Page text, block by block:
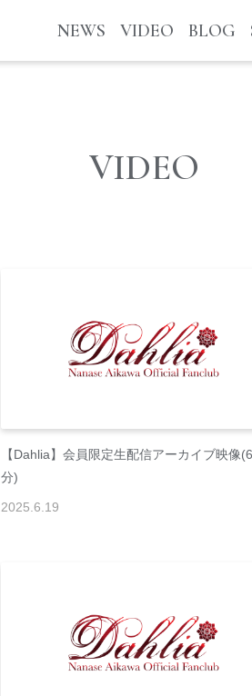
NEWS VIDEO BLOG
VIDEO
【Dahlia】会員限定生配信アーカイブ映像
分)
2025.6.19